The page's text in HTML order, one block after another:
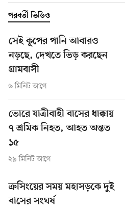
পরবর্তী ভিডিও
সেই কূপের পানি আবারও
নড়ছে, দেখতে ভিড় করছেন
গ্রামবাসী
৬ মিনিট আগে
ভোরে যাত্রীবাহী বাসের ধাক্কায়
৭ শ্রমিক নিহত, আহত অন্তত
১৫
২৯ মিনিট আগে
ক্রসিংয়ের সময় মহাসড়কে দুই
বাসের সংঘর্ষ